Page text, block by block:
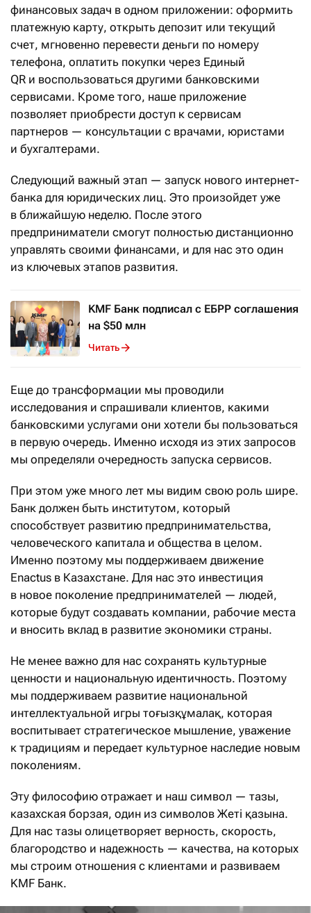
финансовых задач в одном приложении: оформить
платежную карту, открыть депозит или текущий
счет, мгновенно перевести деньги по номеру
телефона, оплатить покупки через Единый
QR и воспользоваться другими банковскими
сервисами. Кроме того, наше приложение
позволяет приобрести доступ к сервисам
партнеров — консультации с врачами, юристами
и бухгалтерами.
Следующий важный этап — запуск нового интернет-
банка для юридических лиц. Это произойдет уже
в ближайшую неделю. После этого
предприниматели смогут полностью дистанционно
управлять своими финансами, и для нас это один
из ключевых этапов развития.
KMF Банк подписал с ЕБРР соглашения
на $50 млн
Читать
Еще до трансформации мы проводили
исследования и спрашивали клиентов, какими
банковскими услугами они хотели бы пользоваться
в первую очередь. Именно исходя из этих запросов
мы определяли очередность запуска сервисов.
При этом уже много лет мы видим свою роль шире.
Банк должен быть институтом, который
способствует развитию предпринимательства,
человеческого капитала и общества в целом.
Именно поэтому мы поддерживаем движение
Enactus в Казахстане. Для нас это инвестиция
в новое поколение предпринимателей — людей,
которые будут создавать компании, рабочие места
и вносить вклад в развитие экономики страны.
Не менее важно для нас сохранять культурные
ценности и национальную идентичность. Поэтому
мы поддерживаем развитие национальной
интеллектуальной игры тоғызқұмалақ, которая
воспитывает стратегическое мышление, уважение
к традициям и передает культурное наследие новым
поколениям.
Эту философию отражает и наш символ — тазы,
казахская борзая, один из символов Жеті қазына.
Для нас тазы олицетворяет верность, скорость,
благородство и надежность — качества, на которых
мы строим отношения с клиентами и развиваем
KMF Банк.